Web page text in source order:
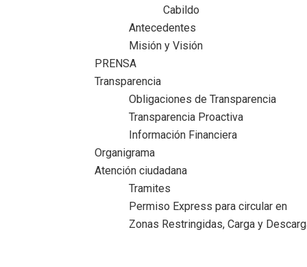
Cabildo
Antecedentes
Misión y Visión
PRENSA
Transparencia
Obligaciones de Transparencia
Transparencia Proactiva
Información Financiera
Organigrama
Atención ciudadana
Tramites
Permiso Express para circular en
Zonas Restringidas, Carga y